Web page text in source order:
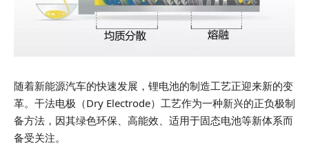
随着新能源汽车的快速发展，锂电池的制造工艺正迎来新的变
革。干法电极（Dry Electrode）工艺作为一种新兴的正负极制
备方法，因其绿色环保、高能效、适用于固态电池等新体系而
备受关注。